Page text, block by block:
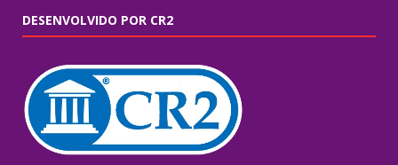
DESENVOLVIDO POR CR2